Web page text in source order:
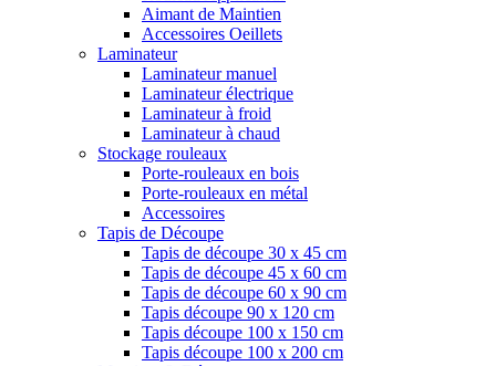
Aimant de Maintien
Accessoires Oeillets
Laminateur
Laminateur manuel
Laminateur électrique
Laminateur à froid
Laminateur à chaud
Stockage rouleaux
Porte-rouleaux en bois
Porte-rouleaux en métal
Accessoires
Tapis de Découpe
Tapis de découpe 30 x 45 cm
Tapis de découpe 45 x 60 cm
Tapis de découpe 60 x 90 cm
Tapis découpe 90 x 120 cm
Tapis découpe 100 x 150 cm
Tapis découpe 100 x 200 cm